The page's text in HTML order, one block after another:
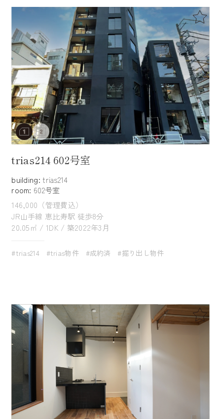
trias214 602号室
building: trias214
room: 602号室
146,000（管理費込）
JR山手線 恵比寿駅 徒歩8分
20.05㎡ / 1DK / 築2022年3月
#trias214 #trias物件 #成約済 #掘り出し物件